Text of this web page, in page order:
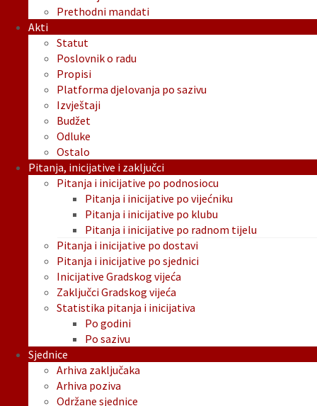
Prethodni mandati
Akti
Statut
Poslovnik o radu
Propisi
Platforma djelovanja po sazivu
Izvještaji
Budžet
Odluke
Ostalo
Pitanja, inicijative i zaključci
Pitanja i inicijative po podnosiocu
Pitanja i inicijative po vijećniku
Pitanja i inicijative po klubu
Pitanja i inicijative po radnom tijelu
Pitanja i inicijative po dostavi
Pitanja i inicijative po sjednici
Inicijative Gradskog vijeća
Zaključci Gradskog vijeća
Statistika pitanja i inicijativa
Po godini
Po sazivu
Sjednice
Arhiva zaključaka
Arhiva poziva
Održane sjednice